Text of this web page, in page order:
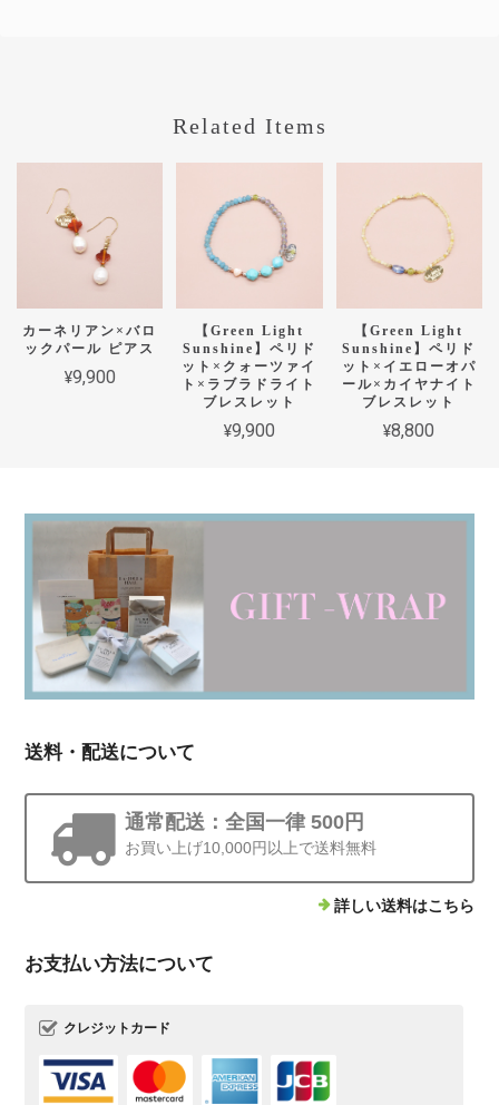
Related Items
カーネリアン×バロ
ックパール ピアス
¥9,900
【Green Light
Sunshine】ペリド
ット×クォーツァイ
ト×ラブラドライト
ブレスレット
¥9,900
【Green Light
Sunshine】ペリド
ット×イエローオパ
ール×カイヤナイト
ブレスレット
¥8,800
送料・配送について
通常配送：全国一律 500円
お買い上げ10,000円以上で送料無料
詳しい送料はこちら
お支払い方法について
クレジットカード